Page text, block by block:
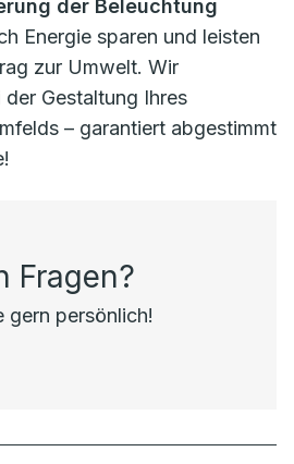
der Beleuchtung
Energie sparen und leisten
zur Umwelt. Wir
Gestaltung Ihres
– garantiert abgestimmt
Fragen?
gern persönlich!